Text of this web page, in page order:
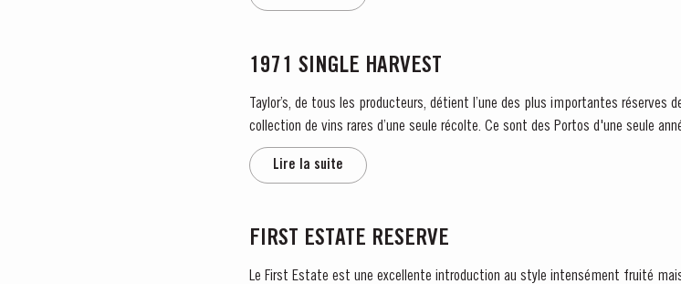
1971 SINGLE HARVEST
Taylor’s, de tous les producteurs, détient l’une des plus importantes
collection de vins rares d’une seule récolte. Ce sont des Portos d'une seule
Lire la suite
FIRST ESTATE RESERVE
Le First Estate est une excellente introduction au style intensément fruité